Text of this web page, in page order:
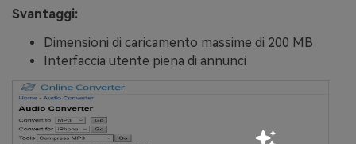
Svantaggi:
Dimensioni di caricamento massime di 200 MB
Interfaccia utente piena di annunci